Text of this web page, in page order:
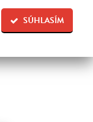
SÚHLASÍM
sveta Minecraftu.
úrodu, zbierať